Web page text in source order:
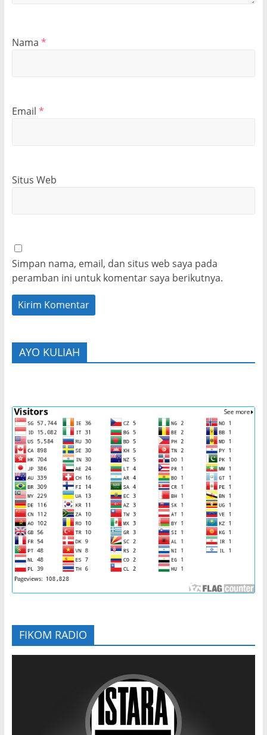
Nama *
Email *
Situs Web
Simpan nama, email, dan situs web saya pada
peramban ini untuk komentar saya berikutnya.
AYO KULIAH
FIKOM RADIO